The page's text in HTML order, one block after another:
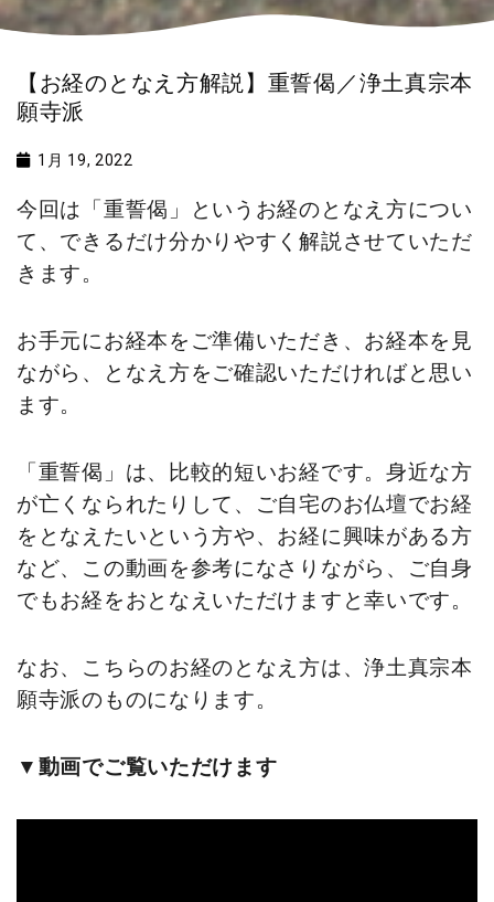
【お経のとなえ方解説】重誓偈／浄土真宗本
願寺派
1月 19, 2022
今回は「重誓偈」というお経のとなえ方につい
て、できるだけ分かりやすく解説させていただ
きます。
お手元にお経本をご準備いただき、お経本を見
ながら、となえ方をご確認いただければと思い
ます。
「重誓偈」は、比較的短いお経です。身近な方
が亡くなられたりして、ご自宅のお仏壇でお経
をとなえたいという方や、お経に興味がある方
など、この動画を参考になさりながら、ご自身
でもお経をおとなえいただけますと幸いです。
なお、こちらのお経のとなえ方は、浄土真宗本
願寺派のものになります。
▼動画でご覧いただけます